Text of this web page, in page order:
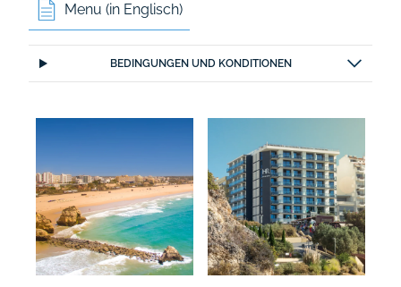
Menu (in Englisch)
BEDINGUNGEN UND KONDITIONEN